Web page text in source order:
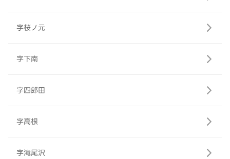
字桜ノ元
字下南
字四郎田
字高根
字滝尾沢